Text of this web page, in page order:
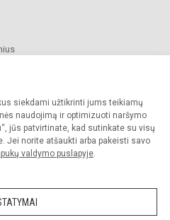
siekdami užtikrinti jums teikiamų
naudojimą ir optimizuoti naršymo
jūs patvirtinate, kad sutinkate su visų
Jei norite atšaukti arba pakeisti savo
valdymo puslapyje.
sutikimo griežtai draudžiama.
Slapukų politika